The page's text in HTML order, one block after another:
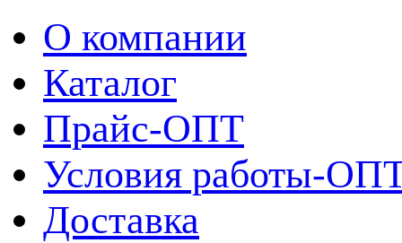
О компании
Каталог
Прайс-ОПТ
Условия работы-
Доставка